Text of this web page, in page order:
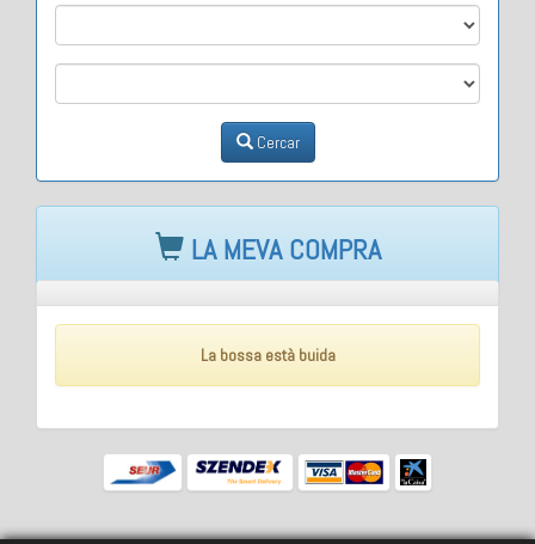
Cercar
LA MEVA COMPRA
La bossa està buida